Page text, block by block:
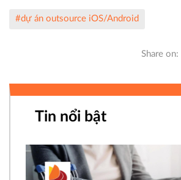
#dự án outsource iOS/Android
Share on:
Tin nổi bật